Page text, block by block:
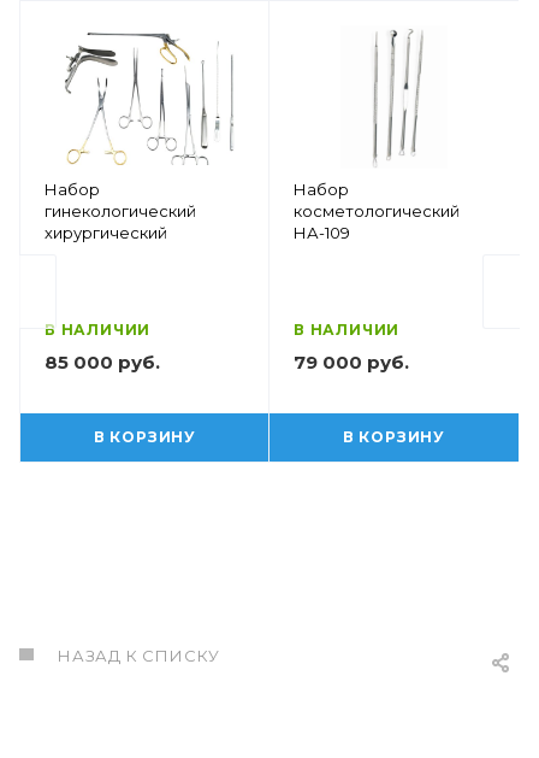
Набор
гинекологический
хирургический
В НАЛИЧИИ
85 000 руб.
В КОРЗИНУ
Набор
косметологический
НА-109
В НАЛИЧИИ
79 000 руб.
В КОРЗИНУ
НАЗАД К СПИСКУ